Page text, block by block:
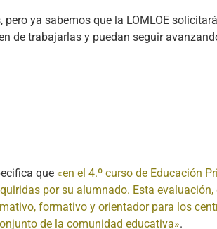
ya sabemos que la LOMLOE
de trabajarlas y puedan seguir
que «en el 4.º curso de Educación
por su alumnado. Esta evaluación,
formativo y orientador para los
de la comunidad educativa».